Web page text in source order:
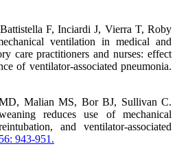
F, Inciardi J, Vierra T, Roby
ventilation in medical and
care practitioners and nurses: effect
of ventilator-associated pneumonia.
Malian MS, Bor BJ, Sullivan C.
reduces use of mechanical
and ventilator-associated
943-951.